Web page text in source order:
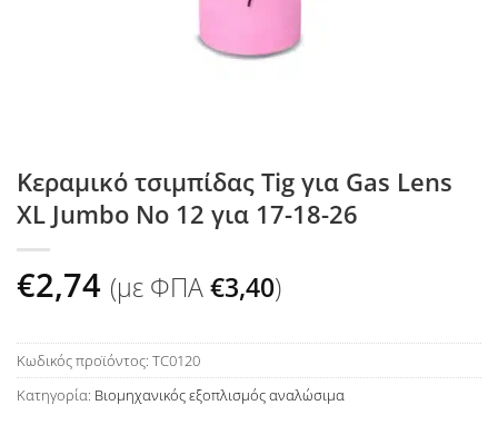
Κεραμικό τσιμπίδας Tig για Gas Lens
XL Jumbo No 12 για 17-18-26
€2,74 (με ΦΠΑ€3,40)
Κωδικός προϊόντος: TC0120
Κατηγορία: Βιομηχανικός εξοπλισμός αναλώσιμα